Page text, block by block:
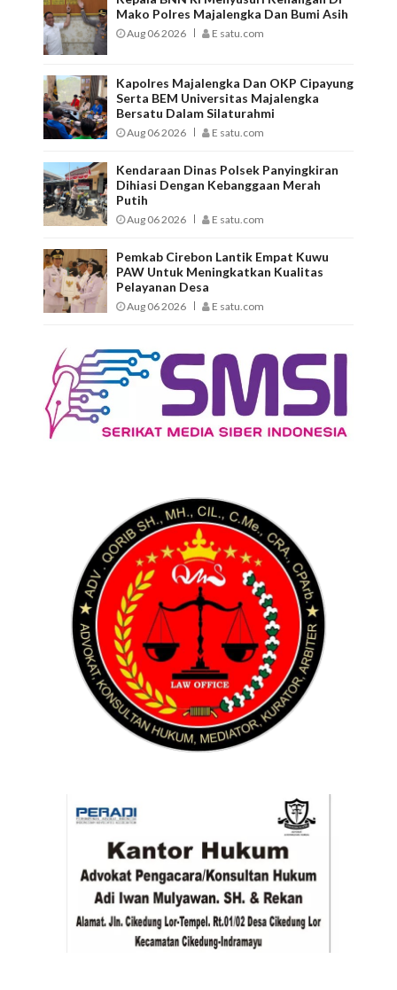
Mako Polres Majalengka Dan Bumi Asih
Aug 06 2026 E satu.com
Kapolres Majalengka Dan OKP Cipayung
Serta BEM Universitas Majalengka
Bersatu Dalam Silaturahmi
Aug 06 2026 E satu.com
Kendaraan Dinas Polsek Panyingkiran
Dihiasi Dengan Kebanggaan Merah
Putih
Aug 06 2026 E satu.com
Pemkab Cirebon Lantik Empat Kuwu
PAW Untuk Meningkatkan Kualitas
Pelayanan Desa
Aug 06 2026 E satu.com